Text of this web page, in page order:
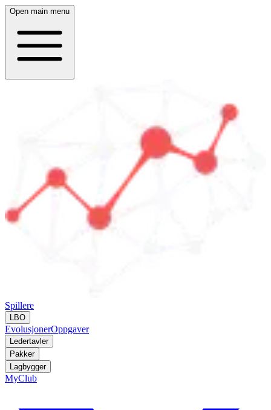
Open main menu
Spillere
LBO
EvolusjonerOppgaver
Ledertavler
Pakker
Lagbygger
MyClub